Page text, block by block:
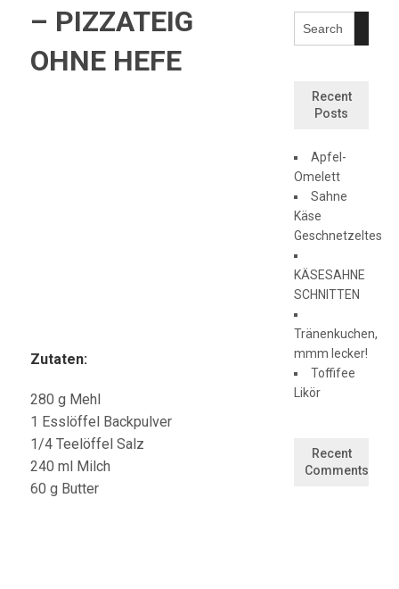
– PIZZATEIG
OHNE HEFE
Zutaten:
280 g Mehl
1 Esslöffel Backpulver
1/4 Teelöffel Salz
240 ml Milch
60 g Butter
Recent
Posts
Apfel-
Omelett
Sahne
Käse
Geschnetzeltes
KÄSESAHNE
SCHNITTEN
Tränenkuchen,
mmm lecker!
Toffifee
Likör
Recent
Comments